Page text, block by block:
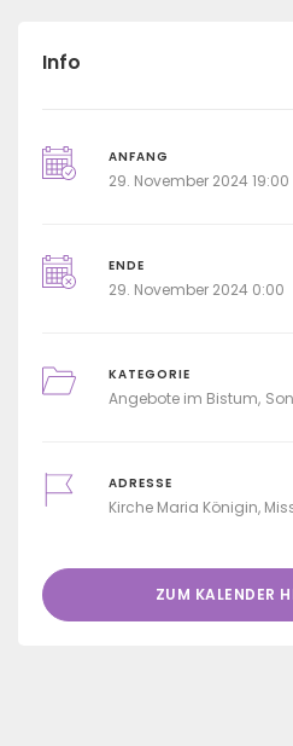
Info
ANFANG
29. November 2024 19:00
ENDE
29. November 2024 0:00
KATEGORIE
Angebote im Bistum
ADRESSE
Kirche Maria Königin,
ZUM KALENDER